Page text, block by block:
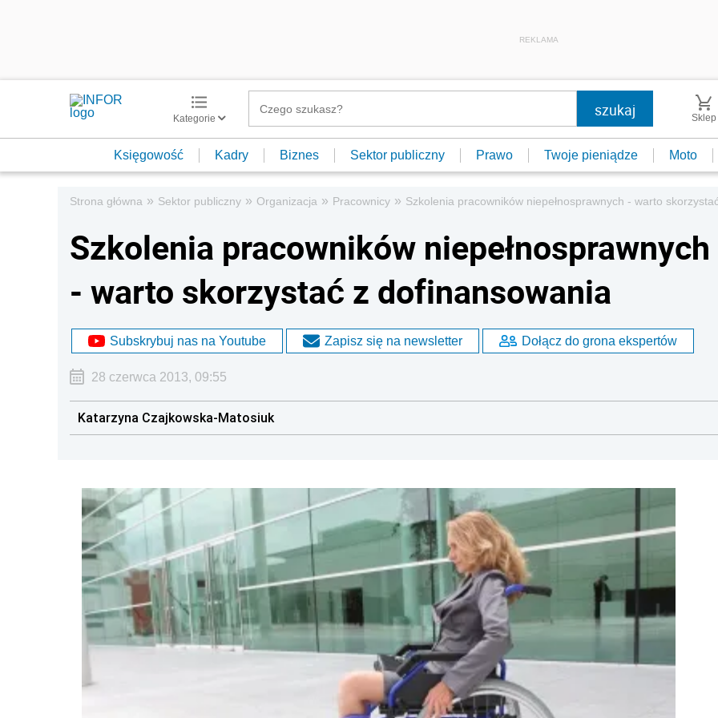
REKLAMA
Kategorie Sklep
Księgowość Kadry Biznes Sektor publiczny Prawo Twoje pieniądze Moto
Strona główna » Sektor publiczny » Organizacja » Pracownicy » Szkolenia pracowników niepełnosprawnych - warto
Szkolenia pracowników niepełnosprawnych
- warto skorzystać z dofinansowania
Subskrybuj nas na Youtube Zapisz się na newsletter Dołącz do grona ekspertów
28 czerwca 2013, 09:55
Katarzyna Czajkowska-Matosiuk